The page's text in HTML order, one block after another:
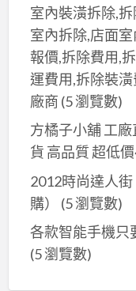
室內裝潢拆除,
室內拆除,店面
報價,拆除費用,
運費用,拆除裝
廠商 (5 瀏覽數)
方橘子小舖 工
貨 高品質 超低
2012時尚達人
購）
(5 瀏覽數)
各款智能手機只
(5 瀏覽數)